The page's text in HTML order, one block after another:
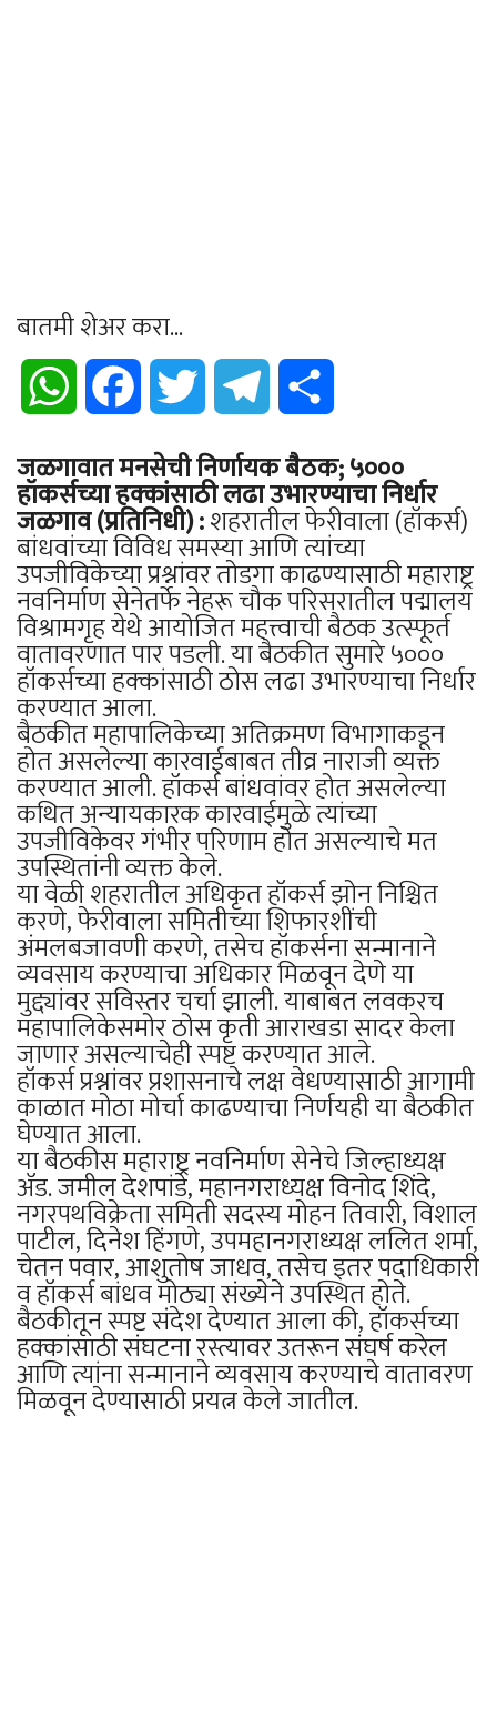
बातमी शेअर करा...
WhatsApp Facebook Twitter Telegram
जळगावात मनसेची निर्णायक बैठक; ५०००
हॉकर्सच्या हक्कांसाठी लढा उभारण्याचा निर्धार
जळगाव (प्रतिनिधी) :शहरातील फेरीवाला (हॉकर्स)
बांधवांच्या विविध समस्या आणि त्यांच्या
उपजीविकेच्या प्रश्नांवर तोडगा काढण्यासाठी महाराष्ट्र
नवनिर्माण सेनेतर्फे नेहरू चौक परिसरातील पद्मालय
विश्रामगृह येथे आयोजित महत्त्वाची बैठक उत्स्फूर्त
वातावरणात पार पडली. या बैठकीत सुमारे ५०००
हॉकर्सच्या हक्कांसाठी ठोस लढा उभारण्याचा निर्धार
करण्यात आला.
बैठकीत महापालिकेच्या अतिक्रमण विभागाकडून
होत असलेल्या कारवाईबाबत तीव्र नाराजी व्यक्त
करण्यात आली. हॉकर्स बांधवांवर होत असलेल्या
कथित अन्यायकारक कारवाईमुळे त्यांच्या
उपजीविकेवर गंभीर परिणाम होत असल्याचे मत
उपस्थितांनी व्यक्त केले.
या वेळी शहरातील अधिकृत हॉकर्स झोन निश्चित
करणे, फेरीवाला समितीच्या शिफारशींची
अंमलबजावणी करणे, तसेच हॉकर्सना सन्मानाने
व्यवसाय करण्याचा अधिकार मिळवून देणे या
मुद्द्यांवर सविस्तर चर्चा झाली. याबाबत लवकरच
महापालिकेसमोर ठोस कृती आराखडा सादर केला
जाणार असल्याचेही स्पष्ट करण्यात आले.
हॉकर्स प्रश्नांवर प्रशासनाचे लक्ष वेधण्यासाठी आगामी
काळात मोठा मोर्चा काढण्याचा निर्णयही या बैठकीत
घेण्यात आला.
या बैठकीस महाराष्ट्र नवनिर्माण सेनेचे जिल्हाध्यक्ष
ॲड. जमील देशपांडे, महानगराध्यक्ष विनोद शिंदे,
नगरपथविक्रेता समिती सदस्य मोहन तिवारी, विशाल
पाटील, दिनेश हिंगणे, उपमहानगराध्यक्ष ललित शर्मा,
चेतन पवार, आशुतोष जाधव, तसेच इतर पदाधिकारी
व हॉकर्स बांधव मोठ्या संख्येने उपस्थित होते.
बैठकीतून स्पष्ट संदेश देण्यात आला की, हॉकर्सच्या
हक्कांसाठी संघटना रस्त्यावर उतरून संघर्ष करेल
आणि त्यांना सन्मानाने व्यवसाय करण्याचे वातावरण
मिळवून देण्यासाठी प्रयत्न केले जातील.